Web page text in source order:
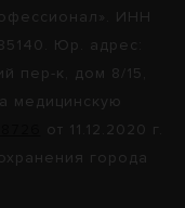
ИНН
Юр. адрес:
пер-к, дом 8/15,
медицинскую
от 11.12.2020 г.
города